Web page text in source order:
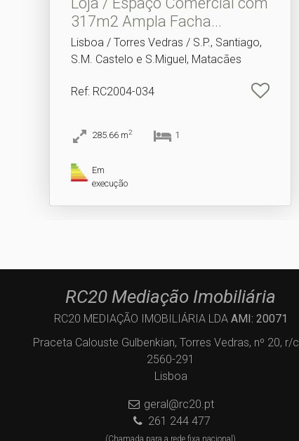
317m2 Ampla Facha.​..
Lisboa / Torres Vedras / S.P., Santiago,
S.M. Castelo e S.Miguel, Matacães
Ref: RC2004-034
285.66 m2 1
Em
execução
RC20 Mediação Imobiliária
RC20 MEDIAÇÃO IMOBILIÁRIA LDA AMI: 20071
Praceta Calouste Gulbenkian, Torres Vedras, nº 20, r/
2560-291
Lisboa
geral@rc20.pt
261 244 477
(Chamada para a rede fixa nacional)